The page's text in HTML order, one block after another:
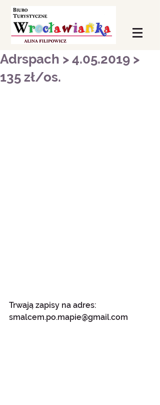
Adrspach > 4.05.2019 >
135 zł/os.
Trwają zapisy na adres:
smalcem.po.mapie@gmail.com